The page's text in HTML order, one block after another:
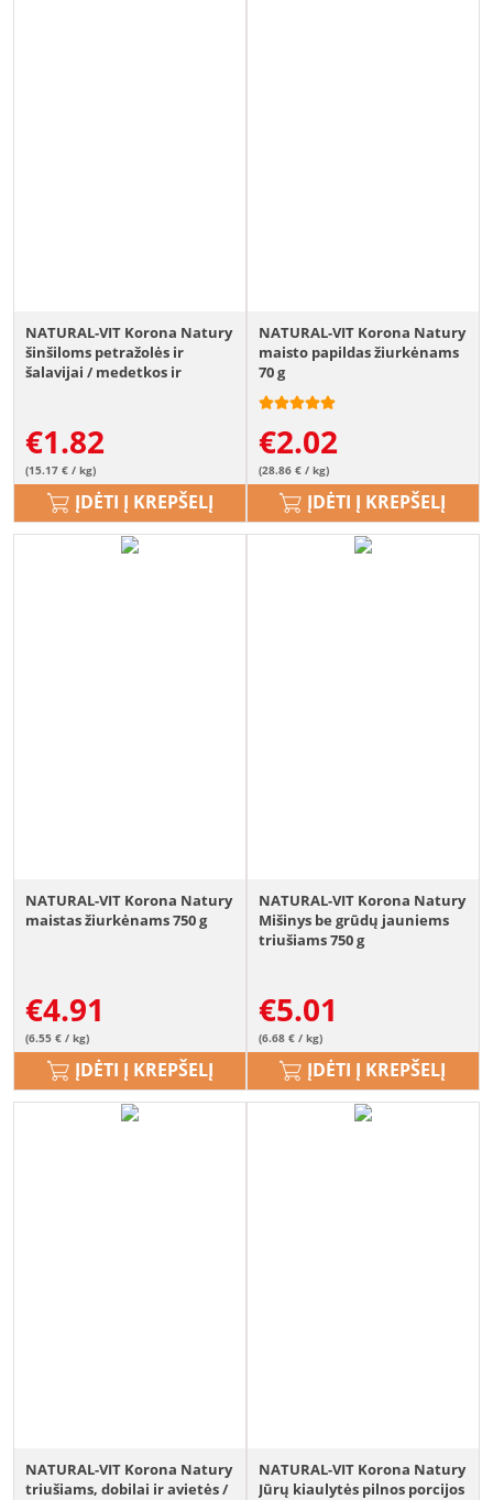
NATURAL-VIT Korona Natury
šinšiloms petražolės ir
šalavijai / medetkos ir
€1.82
(15.17 € / kg)
ĮDĖTI Į KREPŠELĮ
NATURAL-VIT Korona Natury
maisto papildas žiurkėnams
70 g
€2.02
(28.86 € / kg)
ĮDĖTI Į KREPŠELĮ
NATURAL-VIT Korona Natury
maistas žiurkėnams 750 g
€4.91
(6.55 € / kg)
ĮDĖTI Į KREPŠELĮ
NATURAL-VIT Korona Natury
Mišinys be grūdų jauniems
triušiams 750 g
€5.01
(6.68 € / kg)
ĮDĖTI Į KREPŠELĮ
NATURAL-VIT Korona Natury
triušiams, dobilai ir avietės /
NATURAL-VIT Korona Natury
Jūrų kiaulytės pilnos porcijos